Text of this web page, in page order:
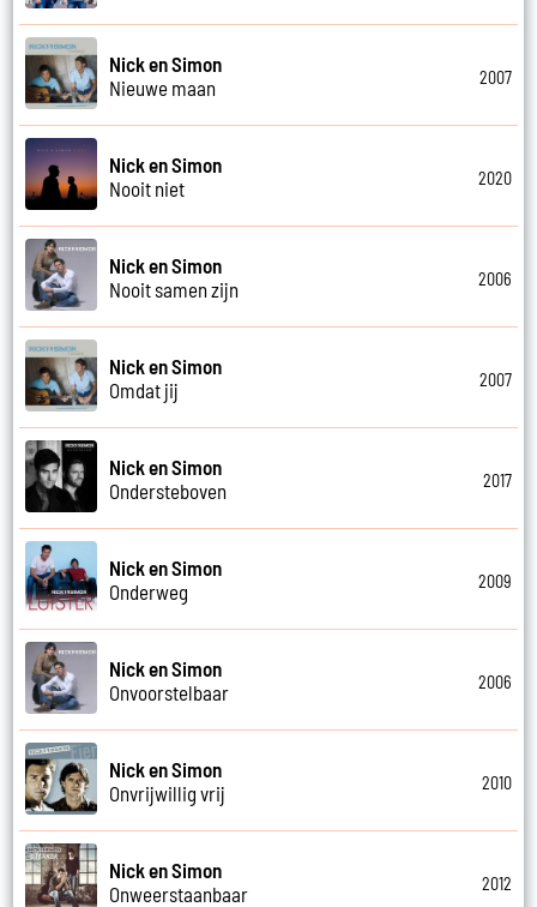
Nick en Simon
Nieuwe maan
2007
Nick en Simon
Nooit niet
2020
Nick en Simon
Nooit samen zijn
2006
Nick en Simon
Omdat jij
2007
Nick en Simon
Ondersteboven
2017
Nick en Simon
Onderweg
2009
Nick en Simon
Onvoorstelbaar
2006
Nick en Simon
Onvrijwillig vrij
2010
Nick en Simon
Onweerstaanbaar
2012